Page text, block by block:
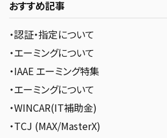
おすすめ記事
・認証・指定について
・エーミングについて
・IAAE エーミング特集
・エーミングについて
・WINCAR(IT補助金)
・TCJ (MAX/MasterX)